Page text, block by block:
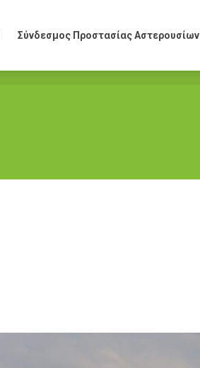
Σύνδεσμος Προστασίας Αστερουσίων